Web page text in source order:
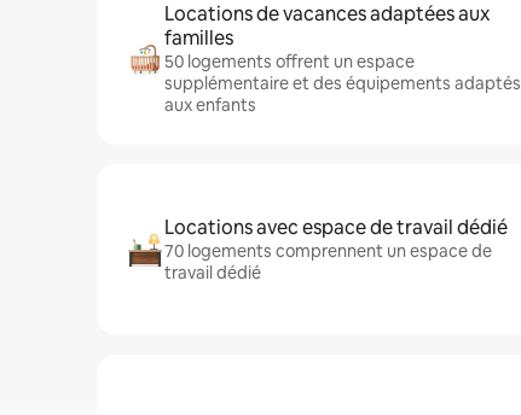
Locations de vacances adaptées aux
familles
50 logements offrent un espace
supplémentaire et des équipements adaptés
aux enfants
Locations avec espace de travail dédié
70 logements comprennent un espace de
travail dédié